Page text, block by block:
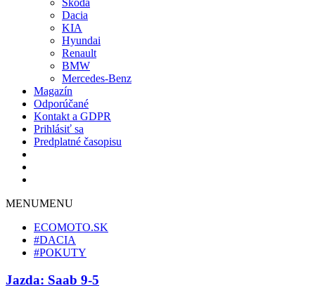
Škoda
Dacia
KIA
Hyundai
Renault
BMW
Mercedes-Benz
Magazín
Odporúčané
Kontakt a GDPR
Prihlásiť sa
Predplatné časopisu
MENUMENU
ECOMOTO.SK
#DACIA
#POKUTY
Jazda: Saab 9-5